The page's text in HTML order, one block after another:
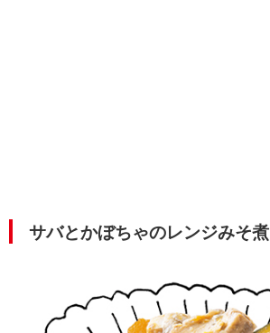
サバとかぼちゃのレンジみそ煮